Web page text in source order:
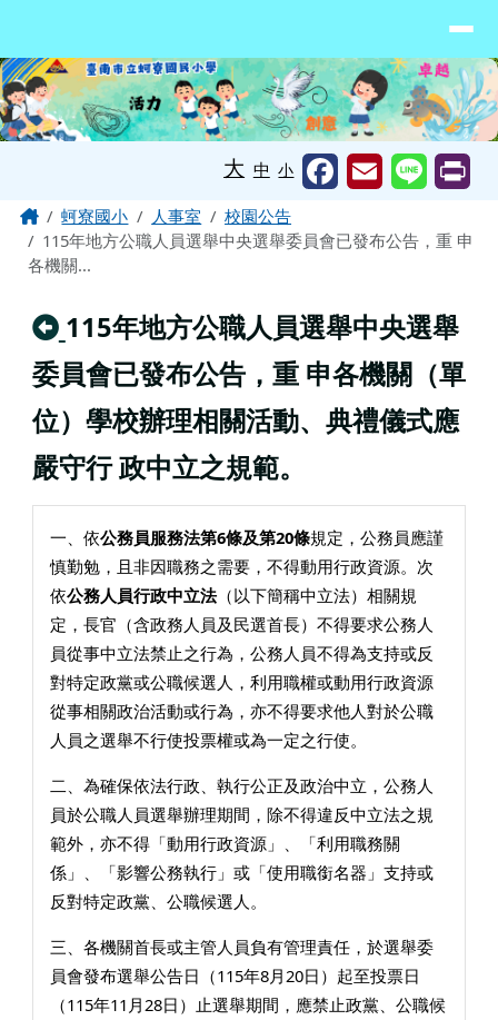
大 中 小
主內容區域
Home蚵寮國小 人事室
校園公告
115年地方公職人員選舉中央選舉委員會已發布公告，重 申
各機關...
回上頁
115年地方公職人員選舉中央選舉
委員會已發布公告，重 申各機關（單
位）學校辦理相關活動、典禮儀式應
嚴守行 政中立之規範。
一、依公務員服務法第6條及第20條規定，公務員應謹
慎勤勉，且非因職務之需要，不得動用行政資源。次
依公務人員行政中立法（以下簡稱中立法）相關規
定，長官（含政務人員及民選首長）不得要求公務人
員從事中立法禁止之行為，公務人員不得為支持或反
對特定政黨或公職候選人，利用職權或動用行政資源
從事相關政治活動或行為，亦不得要求他人對於公職
人員之選舉不行使投票權或為一定之行使。
二、為確保依法行政、執行公正及政治中立，公務人
員於公職人員選舉辦理期間，除不得違反中立法之規
範外，亦不得「動用行政資源」、「利用職務關
係」、「影響公務執行」或「使用職銜名器」支持或
反對特定政黨、公職候選人。
三、各機關首長或主管人員負有管理責任，於選舉委
員會發布選舉公告日（115年8月20日）起至投票日
（115年11月28日）止選舉期間，應禁止政黨、公職候
頁尾區域